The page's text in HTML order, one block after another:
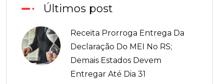
Últimos post
Receita Prorroga Entrega Da
Declaração Do MEI No RS;
Demais Estados Devem
Entregar Até Dia 31